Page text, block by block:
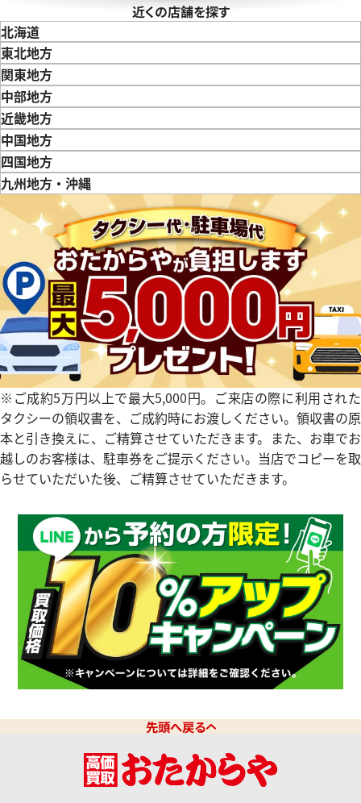
イトジャスト 41 126331 チ
字盤
格
点の参考買取価格です
クゴールド
参考買取価格
2,843,000円
※2026年2月9日時点の参考買
イトジャスト 126331G 10P
インデックス
27日時点の参考買取価格で
ロレックス デイトジャスト
チョコレート文字盤
参考買取価格
3,670,000 円
※2026年7月時点の参考買取価
近くの店舗を探す
北海道
東北地方
青森県岩手県
関東地方
東京都神奈川県
中部地方
新潟県富山県
近畿地方
三重県滋賀県
中国地方
鳥取県島根県
四国地方
徳島県香川県愛媛県
九州地方・沖縄
福岡県
佐賀県 長崎県 熊本県大分県宮崎県鹿児島県
※ご成約5万円以上で最大5,000円。ご来店の際に利用された
タクシーの領収書を、ご成約時にお渡しください。領収書の原
本と引き換えに、ご精算させていただきます。また、お車でお
越しのお客様は、駐車券をご提示ください。当店でコピーを取
らせていただいた後、ご精算させていただきます。
先頭へ戻る